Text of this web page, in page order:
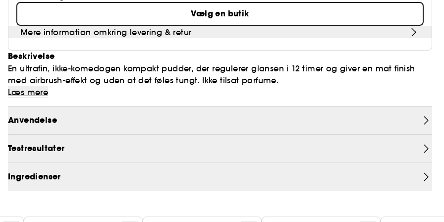
Vælg en butik
Mere information omkring levering & retur
Beskrivelse
En ultrafin, ikke-komedogen kompakt pudder, der regulerer glansen i 12 timer og giver en mat finish
med airbrush-effekt og uden at det føles tungt. Ikke tilsat parfume.
FINISH: Mat airbrush-finish
FORMULERINGSTYPE: presset pudder
VIGTIGSTE INGREDIENSER:
Læs mere
Anvendelse
Testresultater
Ingredienser